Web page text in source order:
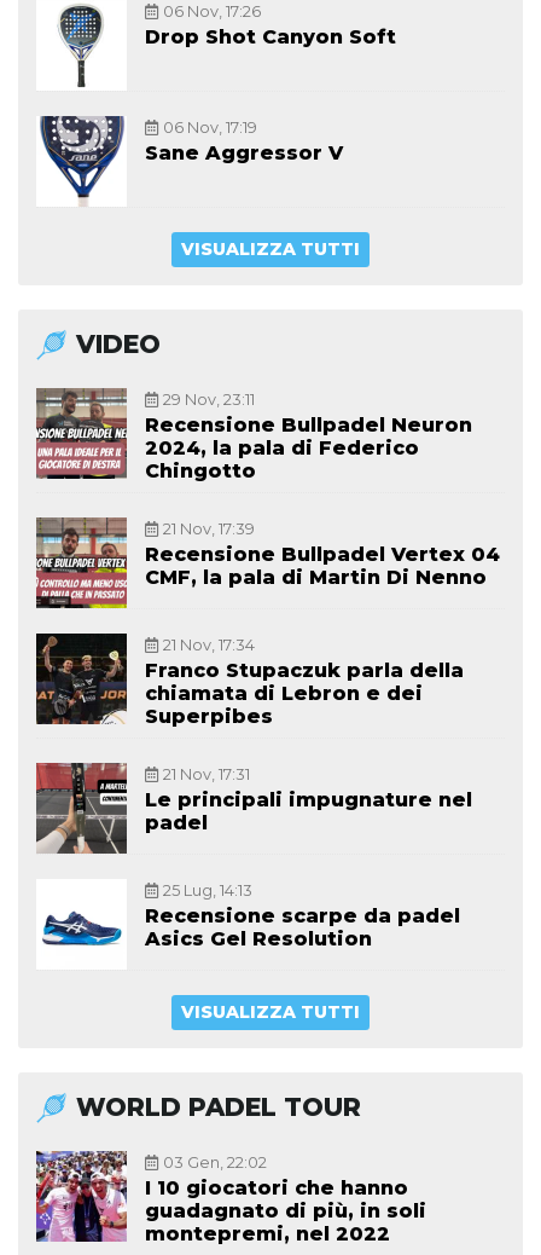
06 Nov, 17:26
Drop Shot Canyon Soft
06 Nov, 17:19
Sane Aggressor V
VISUALIZZA TUTTI
VIDEO
29 Nov, 23:11
Recensione Bullpadel Neuron
2024, la pala di Federico
Chingotto
21 Nov, 17:39
Recensione Bullpadel Vertex 04
CMF, la pala di Martin Di Nenno
21 Nov, 17:34
Franco Stupaczuk parla della
chiamata di Lebron e dei
Superpibes
21 Nov, 17:31
Le principali impugnature nel
padel
25 Lug, 14:13
Recensione scarpe da padel
Asics Gel Resolution
VISUALIZZA TUTTI
WORLD PADEL TOUR
03 Gen, 22:02
I 10 giocatori che hanno
guadagnato di più, in soli
montepremi, nel 2022